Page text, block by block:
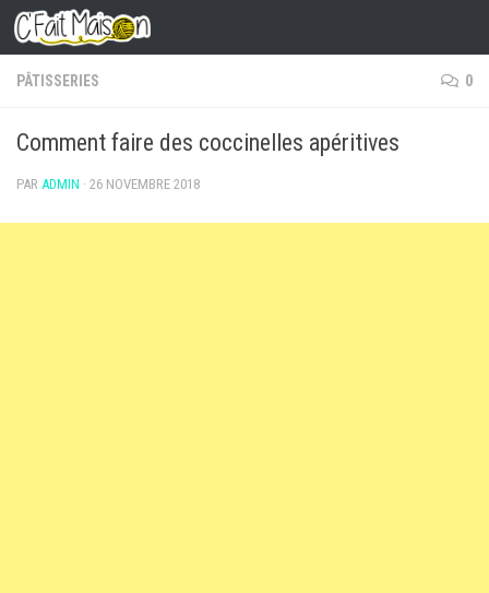
Skip to content
PÂTISSERIES 0
Comment faire des coccinelles apéritives
PAR ADMIN · 26 NOVEMBRE 2018